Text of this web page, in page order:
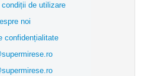
de utilizare
noi
confidențialitate